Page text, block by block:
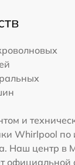
и
Whirlpool по
Наш центр в
официальной